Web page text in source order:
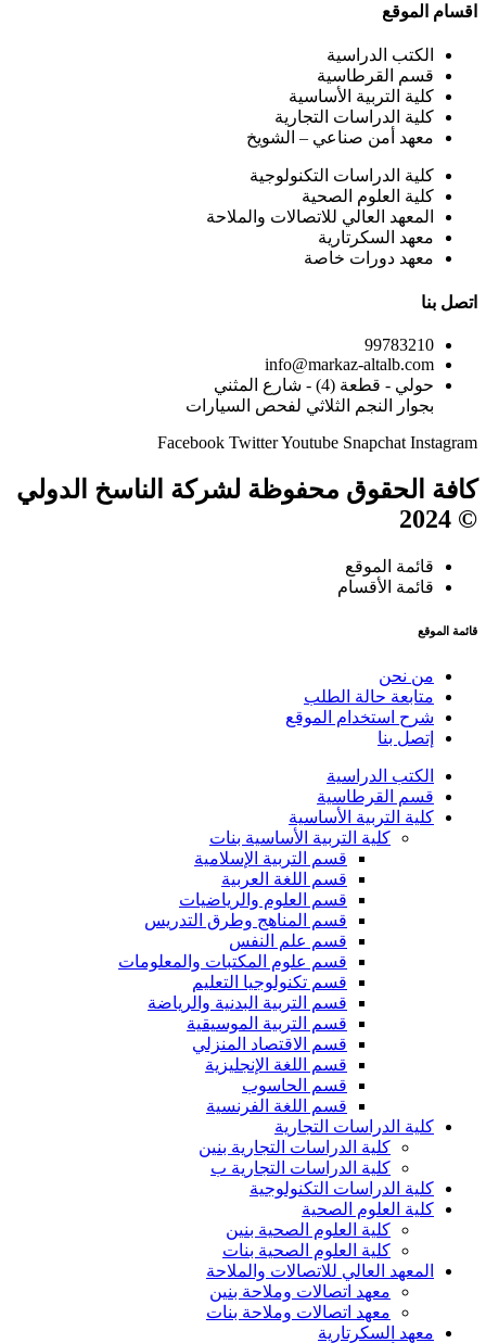
اقسام الموقع
الكتب الدراسية
قسم القرطاسية
كلية التربية الأساسية
كلية الدراسات التجارية
معهد أمن صناعي – الشويخ
كلية الدراسات التكنولوجية
كلية العلوم الصحية
المعهد العالي للاتصالات والملاحة
معهد السكرتارية
معهد دورات خاصة
اتصل بنا
99783210
info@markaz-altalb.com
حولي - قطعة (4) - شارع المثني
بجوار النجم الثلاثي لفحص السيارات
Facebook TwitterYoutube Snapchat Instagram
كافة الحقوق محفوظة لشركة الناسخ الدولي
© 2024
قائمة الموقع
قائمة الأقسام
قائمة الموقع
من نحن
متابعة حالة الطلب
شرح استخدام الموقع
إتصل بنا
الكتب الدراسية
قسم القرطاسية
كلية التربية الأساسية
كلية التربية الأساسية بنات
قسم التربية الإسلامية
قسم اللغة العربية
قسم العلوم والرياضيات
قسم المناهج وطرق التدريس
قسم علم النفس
قسم علوم المكتبات والمعلومات
قسم تكنولوجيا التعليم
قسم التربية البدنية والرياضة
قسم التربية الموسيقية
قسم الاقتصاد المنزلي
قسم اللغة الإنجليزية
قسم الحاسوب
قسم اللغة الفرنسية
كلية الدراسات التجارية
كلية الدراسات التجارية بنين
كلية الدراسات التجارية ب
كلية الدراسات التكنولوجية
كلية العلوم الصحية
كلية العلوم الصحية بنين
كلية العلوم الصحية بنات
المعهد العالي للاتصالات والملاحة
معهد اتصالات وملاحة بنين
معهد اتصالات وملاحة بنات
معهد السكرتارية